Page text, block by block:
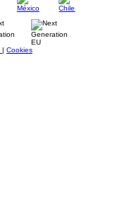
| Cookies